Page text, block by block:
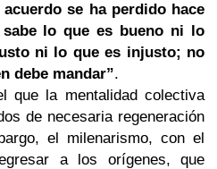
acuerdo se ha perdido hace
lo que es bueno ni lo
ni lo que es injusto; no
debe mandar”.
que la mentalidad colectiva
de necesaria regeneración
el milenarismo, con el
a los orígenes, que